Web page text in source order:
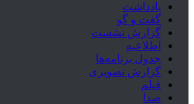
یادداشت
گفت و گو
گزارش نشست
اطلاعیه
جدول برنامه‌ها
گزارش تصویری
فیلم
صدا